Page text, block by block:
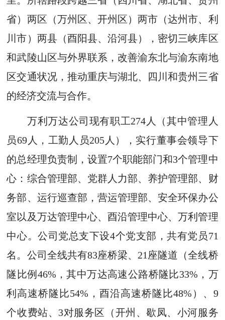
省）两区（万州区、开州区）两市（达州市、利
川市）两县（酉阳县、沿河县），密切三峡库区
和武陵山区与外界联系，改善渝东北与渝东南地
区交通状况，推动重庆与湖北、四川和贵州三省
的经济交流与合作。
万利万达公司现有职工274人（其中管理人
员69人，工勤人员205人），实行董事会领导下
的总经理负责制，设置7个职能部门和3个管理中
心：综合管理部、党群人力部、养护管理部、财
务部、运行巡查部，营运管理部、安全环保办公
室以及万达管理中心、酉沿管理中心、万利管理
中心。公司党总支下设4个党支部，共有党员71
名。公司全线共有83座桥梁、21座隧道（全线桥
隧比例46%，其中万达高速公路桥隧比33%，万
利高速桥隧比54%，酉沿高速桥隧比48%）、9
个收费站、3对服务区（开州、歇凤、小河服务